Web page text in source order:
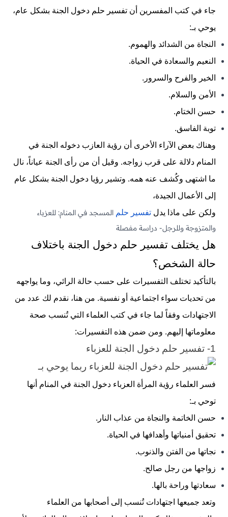
جاء في كتب المفسرين أن تفسير حلم دخول الجنة بشكل عام،
يوحي بـ:
النجاة من الشدائد والهموم.
النعيم والسعادة في الحياة.
الخير والفرح والسرور.
الأمن والسلام.
حسن الختام.
توبة الفاسق.
وهناك بعض الآراء الأخرى أن رؤية العازب دخوله الجنة في
المنام دلالة على قرب زواجه. وقيل أن من رأى الجنة عياناً، نال
ما اشتهى وكُشف عنه همه. وتشير رؤيا دخول الجنة بشكل عام
إلى الأعمال الجيدة،
ولكن على ماذا يدل تفسير حلم المسجد في المنام: للعزباء
والمتزوجة وللرجل- دراسة مفصلة
هل يختلف تفسير حلم دخول الجنة باختلاف
حالة الشخص؟
بالتأكيد تختلف التفسيرات على حسب حالة الرائي، وما يواجهه
من تحديات سواء اجتماعية أو نفسية. من هنا، نقدم لك عدد من
الاجتهادات وفقاً لما جاء في كتب العلماء التي تُنسب صحة
معلوماتها إليهم. ومن ضمن هذه التفسيرات:
1- تفسير حلم دخول الجنة للعزباء
فسر العلماء رؤية المرأة العزباء دخول الجنة في المنام أنها
توحي بـ:
حسن الخاتمة والنجاة من عذاب النار.
تحقيق أمنياتها وأهدافها في الحياة.
نجاتها من الفتن والذنوب.
زواجها من رجل صالح.
سعادتها وراحة بالها.
وتعد جميعها اجتهادات تُنسب إلى أصحابها من العلماء